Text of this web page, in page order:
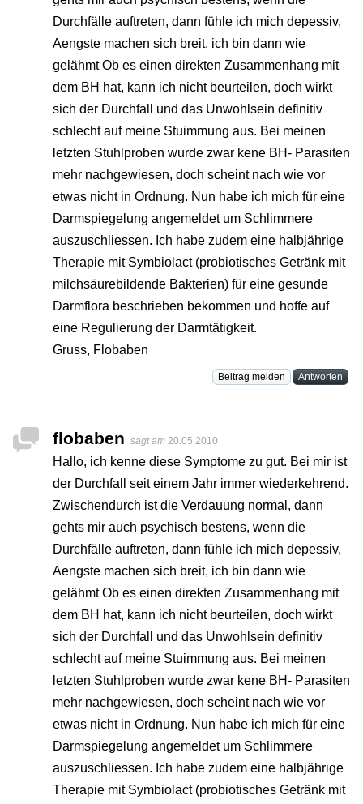
Durchfälle auftreten, dann fühle ich mich depessiv,
Aengste machen sich breit, ich bin dann wie
gelähmt Ob es einen direkten Zusammenhang mit
dem BH hat, kann ich nicht beurteilen, doch wirkt
sich der Durchfall und das Unwohlsein definitiv
schlecht auf meine Stuimmung aus. Bei meinen
letzten Stuhlproben wurde zwar kene BH- Parasiten
mehr nachgewiesen, doch scheint nach wie vor
etwas nicht in Ordnung. Nun habe ich mich für eine
Darmspiegelung angemeldet um Schlimmere
auszuschliessen. Ich habe zudem eine halbjährige
Therapie mit Symbiolact (probiotisches Getränk mit
milchsäurebildende Bakterien) für eine gesunde
Darmflora beschrieben bekommen und hoffe auf
eine Regulierung der Darmtätigkeit.
Gruss, Flobaben
Beitrag melden Antworten
flobaben sagt am 20.05.2010
Hallo, ich kenne diese Symptome zu gut. Bei mir ist
der Durchfall seit einem Jahr immer wiederkehrend.
Zwischendurch ist die Verdauung normal, dann
gehts mir auch psychisch bestens, wenn die
Durchfälle auftreten, dann fühle ich mich depessiv,
Aengste machen sich breit, ich bin dann wie
gelähmt Ob es einen direkten Zusammenhang mit
dem BH hat, kann ich nicht beurteilen, doch wirkt
sich der Durchfall und das Unwohlsein definitiv
schlecht auf meine Stuimmung aus. Bei meinen
letzten Stuhlproben wurde zwar kene BH- Parasiten
mehr nachgewiesen, doch scheint nach wie vor
etwas nicht in Ordnung. Nun habe ich mich für eine
Darmspiegelung angemeldet um Schlimmere
auszuschliessen. Ich habe zudem eine halbjährige
Therapie mit Symbiolact (probiotisches Getränk mit